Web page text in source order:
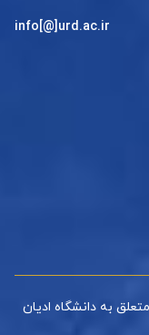
info[@]urd.ac.ir
به دانشگاه ادیان